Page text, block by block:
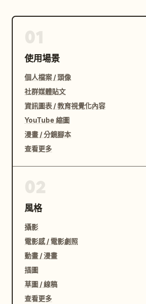
使用場景
個人檔案 / 頭像
社群媒體貼文
資訊圖表 / 教育視覺化內容
YouTube 縮圖
漫畫 / 分鏡腳本
查看更多
風格
攝影
電影感 / 電影劇照
動畫 / 漫畫
插圖
草圖 / 線稿
查看更多